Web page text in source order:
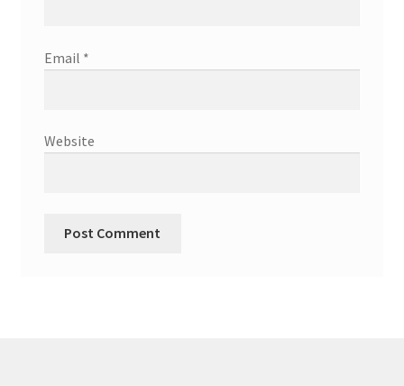
Email *
Website